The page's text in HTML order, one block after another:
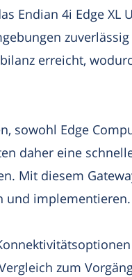
Endian 4i Edge
erreicht,
sowohl Edge
daher eine
Mit diesem
und implementieren.
zum